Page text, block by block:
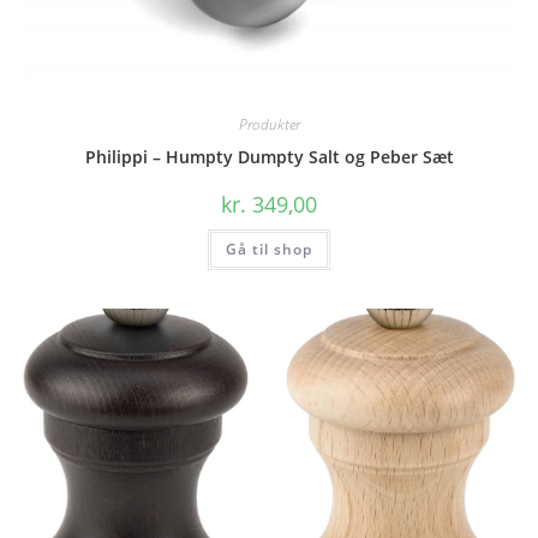
Produkter
Philippi – Humpty Dumpty Salt og Peber Sæt
kr. 349,00
Gå til shop